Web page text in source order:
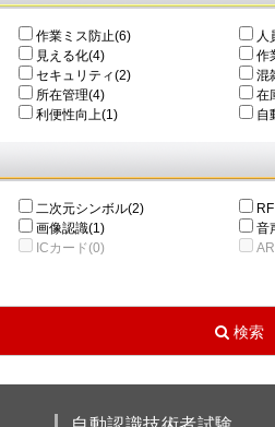
作業ミス防止(6)
人
⾒える化(4)
作
セキュリティ(2)
混
所在管理(4)
在
利便性向上(1) 自
二次元シンボル(2)
画像認識(1)
音
ICカード(0)